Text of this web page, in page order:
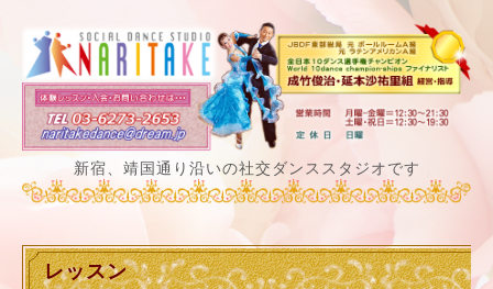
新宿、靖国通り沿いの社交ダンススタジオです
レッスン